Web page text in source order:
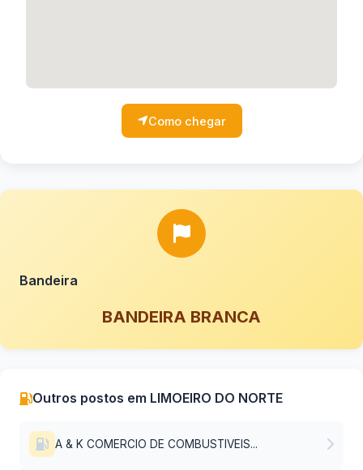
Como chegar
Bandeira
BANDEIRA BRANCA
Outros postos em LIMOEIRO DO NORTE
A & K COMERCIO DE COMBUSTIVEIS...